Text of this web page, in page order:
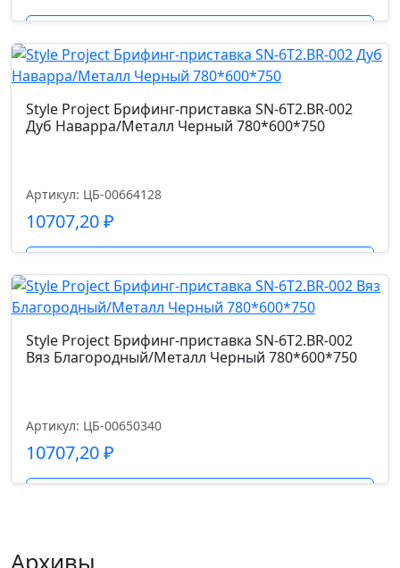
Style Project Брифинг-приставка SN-6T2.BR-002
Дуб Наварра/Металл Черный 780*600*750
Артикул: ЦБ-00664128
10707,20₽
Style Project Брифинг-приставка SN-6T2.BR-002
Вяз Благородный/Металл Черный 780*600*750
Артикул: ЦБ-00650340
10707,20₽
Архивы